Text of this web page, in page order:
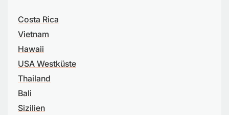
Costa Rica
Vietnam
Hawaii
USA Westküste
Thailand
Bali
Sizilien